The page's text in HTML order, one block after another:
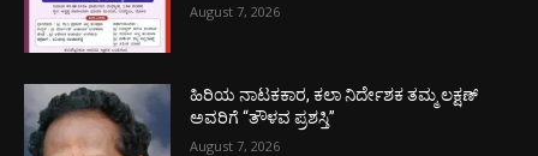
August 7, 2026
ಹಿರಿಯ ನಾಟಕಕಾರ, ಕಲಾ ನಿರ್ದೇಶಕ ತಮ್ಮ ಲಕ್ಷಣ್
ಅವರಿಗೆ “ತೌಳವ ಪ್ರಶಸ್ತಿ”
August 7, 2026